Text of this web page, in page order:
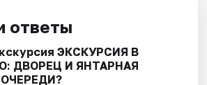
ответы
ЭКСКУРСИЯ В
ДВОРЕЦ И ЯНТАРНАЯ